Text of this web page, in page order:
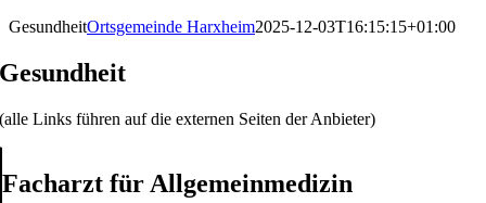
GesundheitOrtsgemeinde Harxheim2025-12-03T16:15:15+01:00
Gesundheit
(alle Links führen auf die externen Seiten der Anbieter)
Facharzt für Allgemeinmedizin